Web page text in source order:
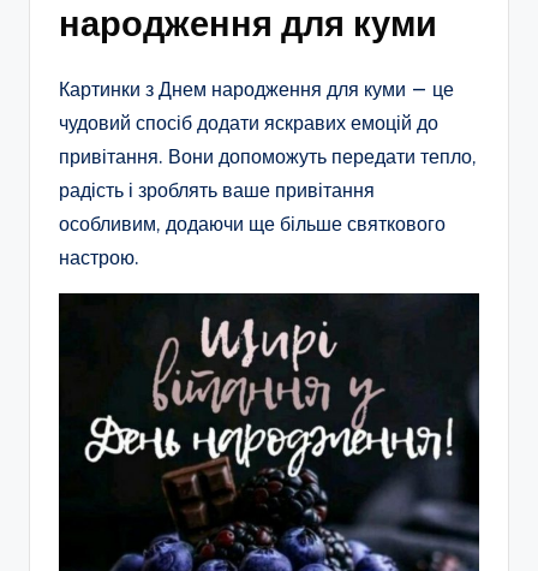
народження для куми
Картинки з Днем народження для куми — це
чудовий спосіб додати яскравих емоцій до
привітання. Вони допоможуть передати тепло,
радість і зроблять ваше привітання
особливим, додаючи ще більше святкового
настрою.